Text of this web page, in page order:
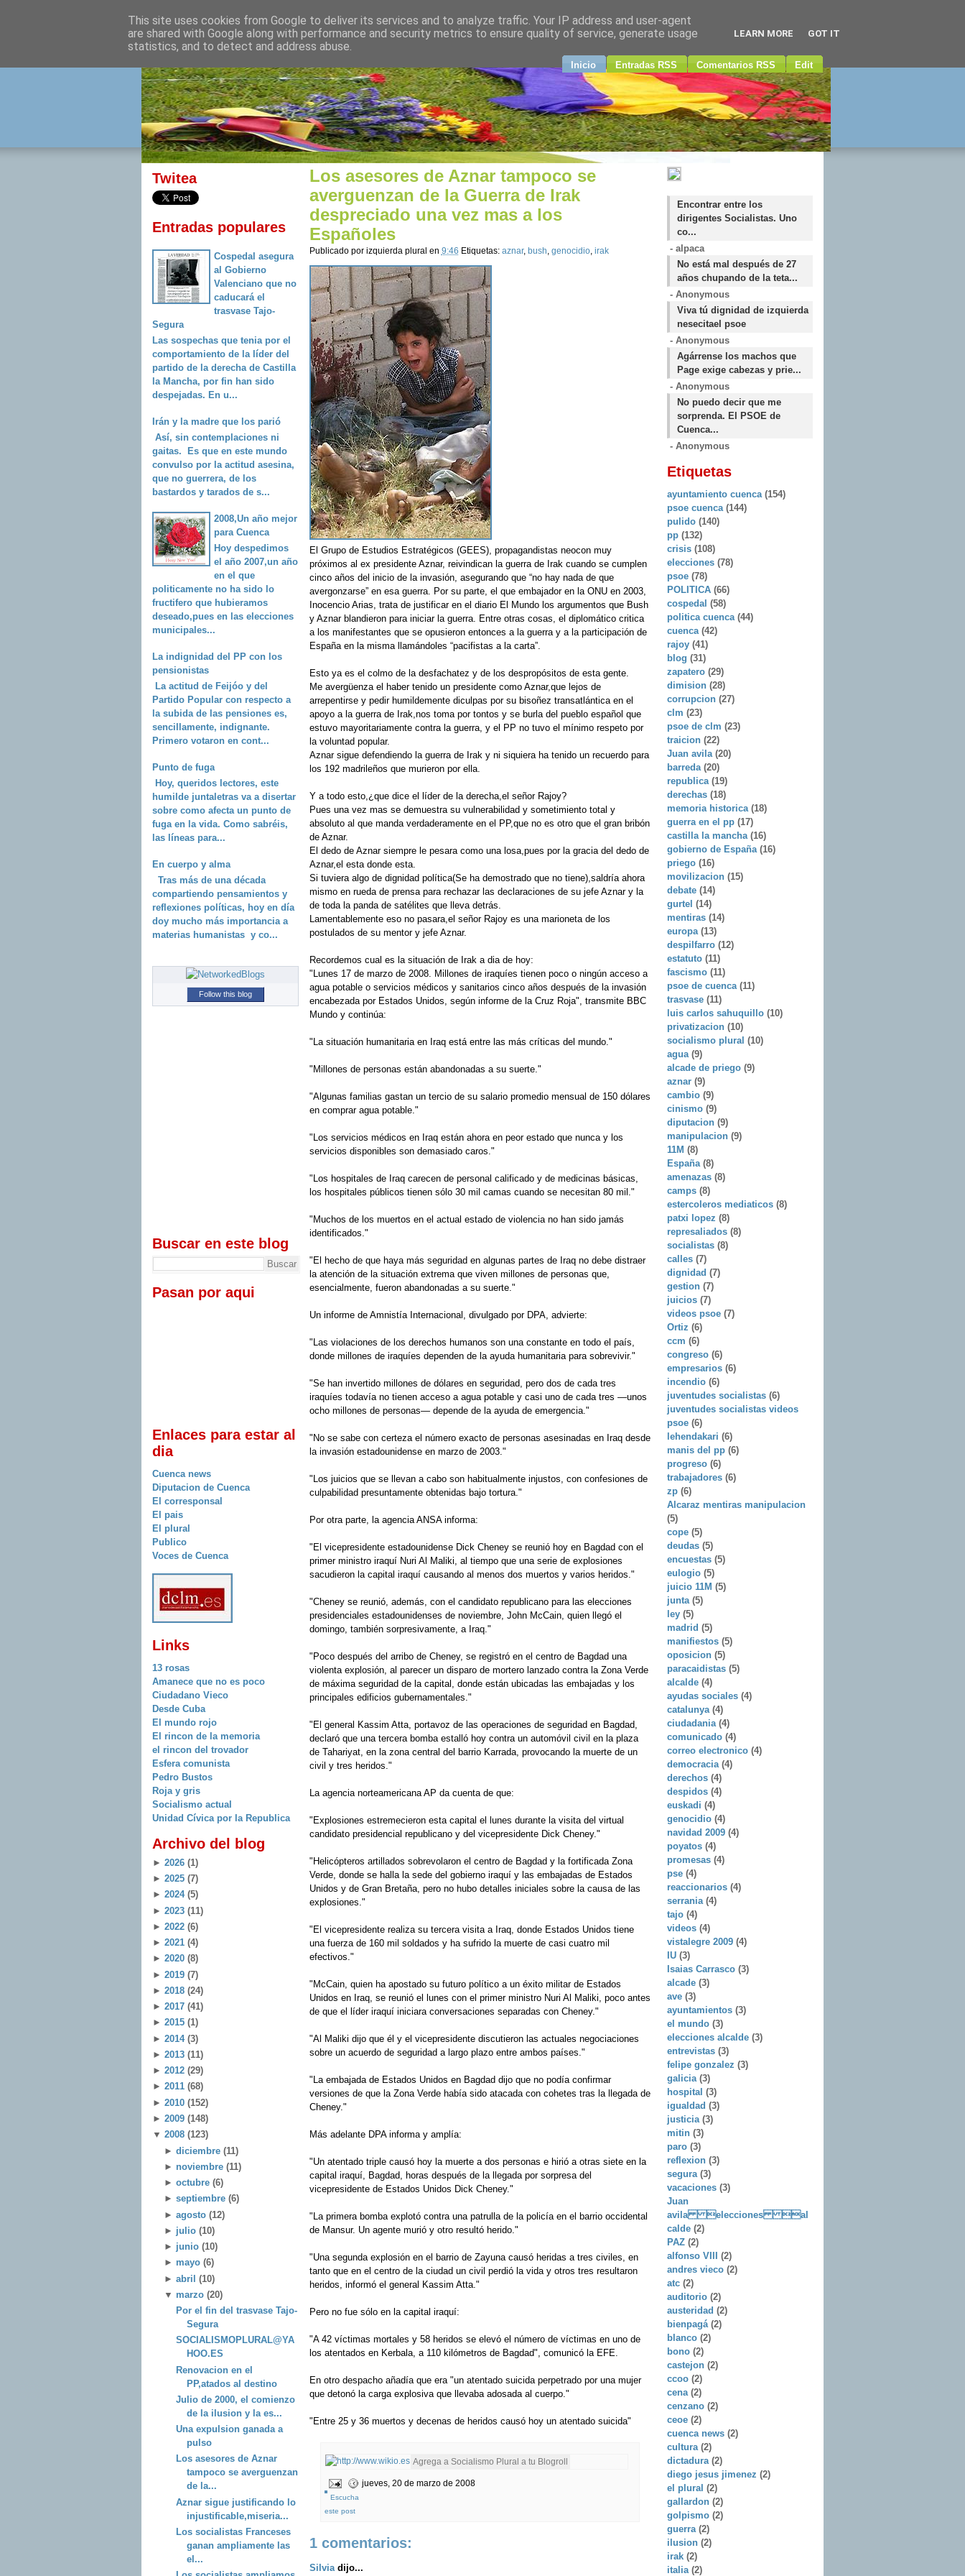
izquierda plural
Inicio Entradas RSS Comentarios RSS Edit
Twitea
Entradas populares
Cospedal asegura
al Gobierno
Valenciano que no
caducará el
trasvase Tajo-
Segura
Las sospechas que tenia por el
comportamiento de la líder del
partido de la derecha de Castilla
la Mancha, por fin han sido
despejadas. En u...
Irán y la madre que los parió
Así, sin contemplaciones ni
gaitas. Es que en este mundo
convulso por la actitud asesina,
que no guerrera, de los
bastardos y tarados de s...
2008,Un año mejor
para Cuenca
Hoy despedimos
el año 2007,un año
en el que
politicamente no ha sido lo
fructifero que hubieramos
deseado,pues en las elecciones
municipales...
La indignidad del PP con los
pensionistas
La actitud de Feijóo y del
Partido Popular con respecto a
la subida de las pensiones es,
sencillamente, indignante.
Primero votaron en cont...
Punto de fuga
Hoy, queridos lectores, este
humilde juntaletras va a disertar
sobre como afecta un punto de
fuga en la vida. Como sabréis,
las líneas para...
En cuerpo y alma
Tras más de una década
compartiendo pensamientos y
reflexiones políticas, hoy en día
doy mucho más importancia a
materias humanistas y co...
Follow this blog
Buscar en este blog
Pasan por aqui
Enlaces para estar al
dia
Cuenca news
Diputacion de Cuenca
El corresponsal
El pais
El plural
Publico
Voces de Cuenca
Links
13 rosas
Amanece que no es poco
Ciudadano Vieco
Desde Cuba
El mundo rojo
El rincon de la memoria
el rincon del trovador
Esfera comunista
Pedro Bustos
Roja y gris
Socialismo actual
Unidad Cívica por la Republica
Archivo del blog
► 2026 (1)
► 2025 (7)
► 2024 (5)
► 2023 (11)
► 2022 (6)
► 2021 (4)
► 2020 (8)
► 2019 (7)
► 2018 (24)
► 2017 (41)
► 2015 (1)
► 2014 (3)
► 2013 (11)
► 2012 (29)
► 2011 (68)
► 2010 (152)
► 2009 (148)
▼ 2008 (123)
► diciembre (11)
► noviembre (11)
► octubre (6)
► septiembre (6)
► agosto (12)
► julio (10)
► junio (10)
► mayo (6)
► abril (10)
▼ marzo (20)
Por el fin del trasvase Tajo-
Segura
SOCIALISMOPLURAL@YA
HOO.ES
Renovacion en el
PP,atados al destino
Julio de 2000, el comienzo
de la ilusion y la es...
Una expulsion ganada a
pulso
Los asesores de Aznar
tampoco se averguenzan
de la...
Aznar sigue justificando lo
injustificable,miseria...
Los socialistas Franceses
ganan ampliamente las
el...
Los asesores de Aznar tampoco se
averguenzan de la Guerra de Irak
despreciado una vez mas a los
Españoles
Publicado por izquierda plural en 9:46 Etiquetas: aznar, bush, genocidio, irak
El Grupo de Estudios Estratégicos (GEES), propagandistas neocon muy
próximos al ex presidente Aznar, reivindican la guerra de Irak cuando se cumplen
cinco años del inicio de la invasión, asegurando que “no hay nada de que
avergonzarse” en esa guerra. Por su parte, el que embajador en la ONU en 2003,
Inocencio Arias, trata de justificar en el diario El Mundo los argumentos que Bush
y Aznar blandieron para iniciar la guerra. Entre otras cosas, el diplomático critica
a los manifestantes que se opusieron entonces a la guerra y a la participación de
España en la misma llamándoles “pacifistas a la carta”.
Esto ya es el colmo de la desfachatez y de los despropósitos de esta gente.
Me avergüenza el haber tenido un presidente como Aznar,que lejos de
arrepentirse y pedir humildemente diculpas por su bisoñez transatlántica en el
apoyo a la guerra de Irak,nos toma por tontos y se burla del pueblo español que
estuvo mayoritariamente contra la guerra, y el PP no tuvo el mínimo respeto por
la voluntad popular.
Aznar sigue defendiendo la guerra de Irak y ni siquiera ha tenido un recuerdo para
los 192 madrileños que murieron por ella.
Y a todo esto,¿que dice el líder de la derecha,el señor Rajoy?
Pues una vez mas se demuestra su vulnerabilidad y sometimiento total y
absoluto al que manda verdaderamente en el PP,que no es otro que el gran bribón
de Aznar.
El dedo de Aznar siempre le pesara como una losa,pues por la gracia del dedo de
Aznar,el esta donde esta.
Si tuviera algo de dignidad política(Se ha demostrado que no tiene),saldría ahora
mismo en rueda de prensa para rechazar las declaraciones de su jefe Aznar y la
de toda la panda de satélites que lleva detrás.
Lamentablemente eso no pasara,el señor Rajoy es una marioneta de los
postulados de su mentor y jefe Aznar.
Recordemos cual es la situación de Irak a dia de hoy:
"Lunes 17 de marzo de 2008. Millones de iraquíes tienen poco o ningún acceso a
agua potable o servicios médicos y sanitarios cinco años después de la invasión
encabezada por Estados Unidos, según informe de la Cruz Roja", transmite BBC
Mundo y continúa:
"La situación humanitaria en Iraq está entre las más críticas del mundo."
"Millones de personas están abandonadas a su suerte."
"Algunas familias gastan un tercio de su salario promedio mensual de 150 dólares
en comprar agua potable."
"Los servicios médicos en Iraq están ahora en peor estado que nunca y los
servicios disponibles son demasiado caros."
"Los hospitales de Iraq carecen de personal calificado y de medicinas básicas,
los hospitales públicos tienen sólo 30 mil camas cuando se necesitan 80 mil."
"Muchos de los muertos en el actual estado de violencia no han sido jamás
identificados."
"El hecho de que haya más seguridad en algunas partes de Iraq no debe distraer
la atención de la situación extrema que viven millones de personas que,
esencialmente, fueron abandonadas a su suerte."
Un informe de Amnistía Internacional, divulgado por DPA, advierte:
"Las violaciones de los derechos humanos son una constante en todo el país,
donde millones de iraquíes dependen de la ayuda humanitaria para sobrevivir."
"Se han invertido millones de dólares en seguridad, pero dos de cada tres
iraquíes todavía no tienen acceso a agua potable y casi uno de cada tres —unos
ocho millones de personas— depende de la ayuda de emergencia."
"No se sabe con certeza el número exacto de personas asesinadas en Iraq desde
la invasión estadounidense en marzo de 2003."
"Los juicios que se llevan a cabo son habitualmente injustos, con confesiones de
culpabilidad presuntamente obtenidas bajo tortura."
Por otra parte, la agencia ANSA informa:
"El vicepresidente estadounidense Dick Cheney se reunió hoy en Bagdad con el
primer ministro iraquí Nuri Al Maliki, al tiempo que una serie de explosiones
sacudieron la capital iraquí causando al menos dos muertos y varios heridos."
"Cheney se reunió, además, con el candidato republicano para las elecciones
presidenciales estadounidenses de noviembre, John McCain, quien llegó el
domingo, también sorpresivamente, a Iraq."
"Poco después del arribo de Cheney, se registró en el centro de Bagdad una
violenta explosión, al parecer un disparo de mortero lanzado contra la Zona Verde
de máxima seguridad de la capital, donde están ubicadas las embajadas y los
principales edificios gubernamentales."
"El general Kassim Atta, portavoz de las operaciones de seguridad en Bagdad,
declaró que una tercera bomba estalló hoy contra un automóvil civil en la plaza
de Tahariyat, en la zona central del barrio Karrada, provocando la muerte de un
civil y tres heridos."
La agencia norteamericana AP da cuenta de que:
"Explosiones estremecieron esta capital el lunes durante la visita del virtual
candidato presidencial republicano y del vicepresidente Dick Cheney."
"Helicópteros artillados sobrevolaron el centro de Bagdad y la fortificada Zona
Verde, donde se halla la sede del gobierno iraquí y las embajadas de Estados
Unidos y de Gran Bretaña, pero no hubo detalles iniciales sobre la causa de las
explosiones."
"El vicepresidente realiza su tercera visita a Iraq, donde Estados Unidos tiene
una fuerza de 160 mil soldados y ha sufrido la muerte de casi cuatro mil
efectivos."
"McCain, quien ha apostado su futuro político a un éxito militar de Estados
Unidos en Iraq, se reunió el lunes con el primer ministro Nuri Al Maliki, poco antes
de que el líder iraquí iniciara conversaciones separadas con Cheney."
"Al Maliki dijo que él y el vicepresidente discutieron las actuales negociaciones
sobre un acuerdo de seguridad a largo plazo entre ambos países."
"La embajada de Estados Unidos en Bagdad dijo que no podía confirmar
versiones de que la Zona Verde había sido atacada con cohetes tras la llegada de
Cheney."
Más adelante DPA informa y amplía:
"Un atentado triple causó hoy la muerte a dos personas e hirió a otras siete en la
capital iraquí, Bagdad, horas después de la llegada por sorpresa del
vicepresidente de Estados Unidos Dick Cheney."
"La primera bomba explotó contra una patrulla de la policía en el barrio occidental
de Mansur. Un agente murió y otro resultó herido."
"Una segunda explosión en el barrio de Zayuna causó heridas a tres civiles, en
tanto que en el centro de la ciudad un civil perdió la vida y otros tres resultaron
heridos, informó el general Kassim Atta."
Pero no fue sólo en la capital iraquí:
"A 42 víctimas mortales y 58 heridos se elevó el número de víctimas en uno de
los atentados en Kerbala, a 110 kilómetros de Bagdad", comunicó la EFE.
En otro despacho añadía que era "un atentado suicida perpetrado por una mujer
que detonó la carga explosiva que llevaba adosada al cuerpo."
"Entre 25 y 36 muertos y decenas de heridos causó hoy un atentado suicida"
jueves, 20 de marzo de 2008
Escucha
este post
1 comentarios:
Silviadijo...
Encontrar entre los
dirigentes Socialistas. Uno
co...
- alpaca
No está mal después de 27
años chupando de la teta...
- Anonymous
Viva tú dignidad de izquierda
nesecitael psoe
- Anonymous
Agárrense los machos que
Page exige cabezas y prie...
- Anonymous
No puedo decir que me
sorprenda. El PSOE de
Cuenca...
- Anonymous
Etiquetas
ayuntamiento cuenca (154)
psoe cuenca (144)
pulido (140)
pp (132)
crisis (108)
elecciones (78)
psoe (78)
POLITICA (66)
cospedal (58)
politica cuenca (44)
cuenca (42)
rajoy (41)
blog (31)
zapatero (29)
dimision (28)
corrupcion (27)
clm (23)
psoe de clm (23)
traicion (22)
Juan avila (20)
barreda (20)
republica (19)
derechas (18)
memoria historica (18)
guerra en el pp (17)
castilla la mancha (16)
gobierno de España (16)
priego (16)
movilizacion (15)
debate (14)
gurtel (14)
mentiras (14)
europa (13)
despilfarro (12)
estatuto (11)
fascismo (11)
psoe de cuenca (11)
trasvase (11)
luis carlos sahuquillo (10)
privatizacion (10)
socialismo plural (10)
agua (9)
alcade de priego (9)
aznar (9)
cambio (9)
cinismo (9)
diputacion (9)
manipulacion (9)
11M (8)
España (8)
amenazas (8)
camps (8)
estercoleros mediaticos (8)
patxi lopez (8)
represaliados (8)
socialistas (8)
calles (7)
dignidad (7)
gestion (7)
juicios (7)
videos psoe (7)
Ortiz (6)
ccm (6)
congreso (6)
empresarios (6)
incendio (6)
juventudes socialistas (6)
juventudes socialistas videos
psoe (6)
lehendakari (6)
manis del pp (6)
progreso (6)
trabajadores (6)
zp (6)
Alcaraz mentiras manipulacion
(5)
cope (5)
deudas (5)
encuestas (5)
eulogio (5)
juicio 11M (5)
junta (5)
ley (5)
madrid (5)
manifiestos (5)
oposicion (5)
paracaidistas (5)
alcalde (4)
ayudas sociales (4)
catalunya (4)
ciudadania (4)
comunicado (4)
correo electronico (4)
democracia (4)
derechos (4)
despidos (4)
euskadi (4)
genocidio (4)
navidad 2009 (4)
poyatos (4)
promesas (4)
pse (4)
reaccionarios (4)
serrania (4)
tajo (4)
videos (4)
vistalegre 2009 (4)
IU (3)
Isaias Carrasco (3)
alcade (3)
ave (3)
ayuntamientos (3)
el mundo (3)
elecciones alcalde (3)
entrevistas (3)
felipe gonzalez (3)
galicia (3)
hospital (3)
igualdad (3)
justicia (3)
mitin (3)
paro (3)
reflexion (3)
segura (3)
vacaciones (3)
Juan
avila elecciones al
calde (2)
PAZ (2)
alfonso VIII (2)
andres vieco (2)
atc (2)
auditorio (2)
austeridad (2)
bienpagá (2)
blanco (2)
bono (2)
castejon (2)
ccoo (2)
cena (2)
cenzano (2)
ceoe (2)
cuenca news (2)
cultura (2)
dictadura (2)
diego jesus jimenez (2)
el plural (2)
gallardon (2)
golpismo (2)
guerra (2)
ilusion (2)
irak (2)
italia (2)
This site uses cookies from Google to deliver its services and to analyze traffic. Your IP address and user-agent
are shared with Google along with performance and security metrics to ensure quality of service, generate usage
statistics, and to detect and address abuse.
LEARN MORE GOT IT